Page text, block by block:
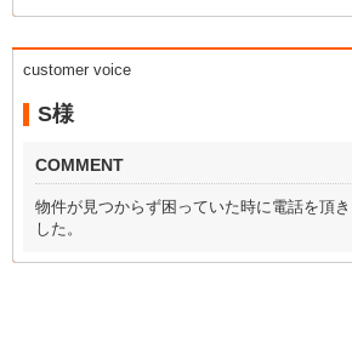
customer voice
S様
COMMENT
物件が見つからず困っていた時に電話を頂き
した。